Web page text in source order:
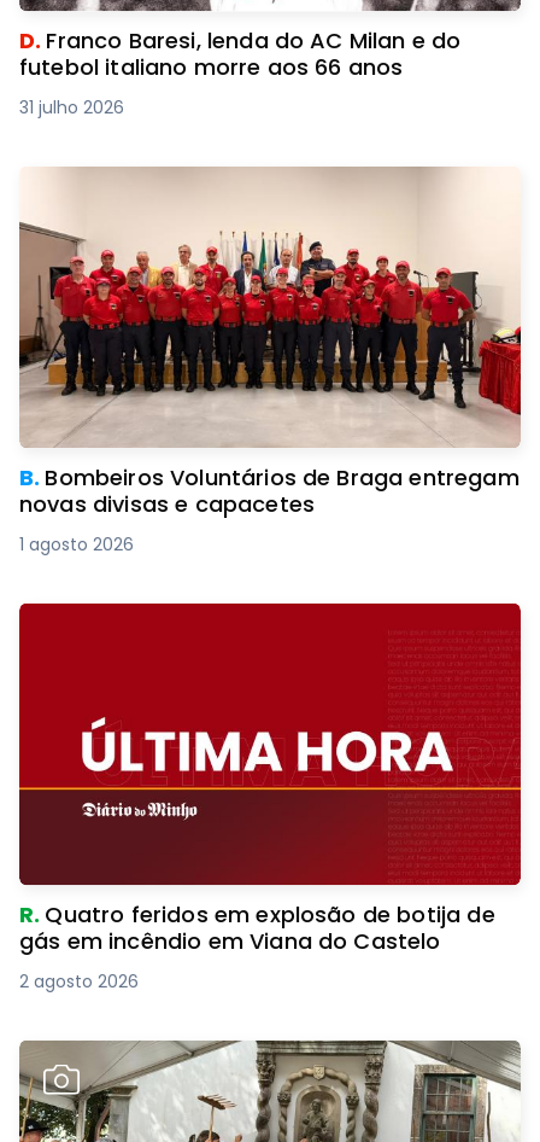
D. Franco Baresi, lenda do AC Milan e do
futebol italiano morre aos 66 anos
31 julho 2026
B. Bombeiros Voluntários de Braga entregam
novas divisas e capacetes
1 agosto 2026
R. Quatro feridos em explosão de botija de
gás em incêndio em Viana do Castelo
2 agosto 2026